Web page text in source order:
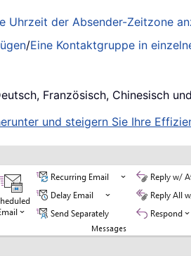
Uhrzeit der Absender-Zeitzone
/Eine Kontaktgruppe in
Französisch, Chinesisch
und steigern Sie Ihre